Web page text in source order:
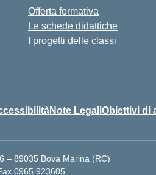
Offerta formativa
Le schede didattiche
I progetti delle classi
Note LegaliObiettivi di
– 89035 Bova Marina (RC)
0965.923605